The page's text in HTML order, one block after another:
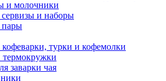
и молочники
и наборы
кофеварки, турки и кофемолки
заварки чая